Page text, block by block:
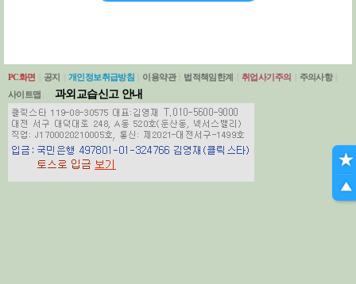
PC화면 공지 개인정보취급방침 이용약관 법적책임한계 취업사기주의 주의사항
사이트맵
과외교습신고 안내